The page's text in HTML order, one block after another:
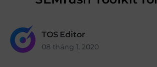
TOS Editor
08 tháng 1, 2020